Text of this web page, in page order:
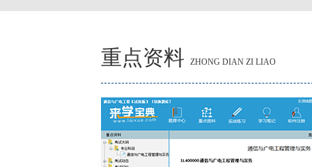
重点资料 ZHONG DIAN ZI LIAO